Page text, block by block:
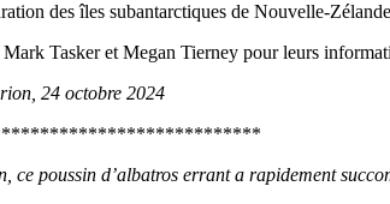
des îles subantarctiques de Nouvelle-
Tasker et Megan Tierney pour leurs
24 octobre 2024
poussin d’albatros errant a rapidement